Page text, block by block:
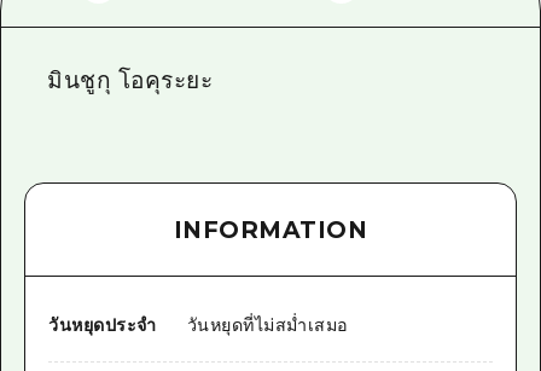
มินชูกุ โอคุระยะ
INFORMATION
วันหยุดประจำ วันหยุดที่ไม่สม่ำเสมอ